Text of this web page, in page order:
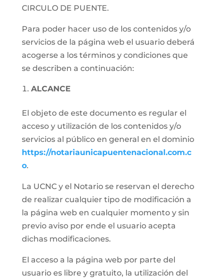
CIRCULO DE PUENTE.
Para poder hacer uso de los contenidos y/o
servicios de la página web el usuario deberá
acogerse a los términos y condiciones que
se describen a continuación:
ALCANCE
El objeto de este documento es regular el
acceso y utilización de los contenidos y/o
servicios al público en general en el dominio
https://notariaunicapuentenacional.com.c
o.
La UCNC y el Notario se reservan el derecho
de realizar cualquier tipo de modificación a
la página web en cualquier momento y sin
previo aviso por ende el usuario acepta
dichas modificaciones.
El acceso a la página web por parte del
usuario es libre y gratuito, la utilización del